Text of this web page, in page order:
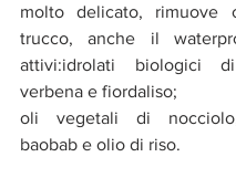
molto delicato, rimuove
trucco, anche il
attivi:idrolati biologici
verbena e fiordaliso;
oli vegetali di
baobab e olio di riso.